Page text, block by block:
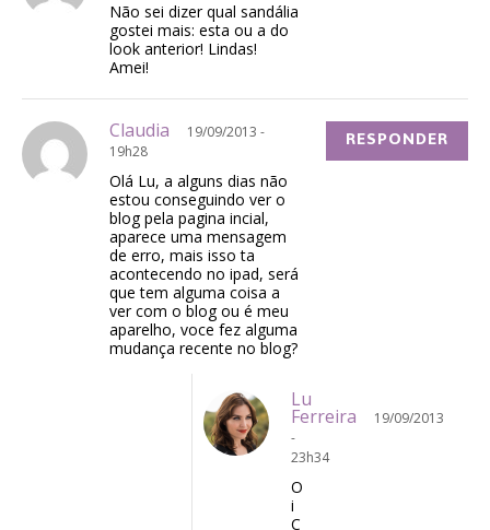
Não sei dizer qual sandália
gostei mais: esta ou a do
look anterior! Lindas!
Amei!
Claudia
19/09/2013 -
19h28
Olá Lu, a alguns dias não
estou conseguindo ver o
blog pela pagina incial,
aparece uma mensagem
de erro, mais isso ta
acontecendo no ipad, será
que tem alguma coisa a
ver com o blog ou é meu
aparelho, voce fez alguma
mudança recente no blog?
RESPONDER
Lu
Ferreira
19/09/2013
-
23h34
O
i
C